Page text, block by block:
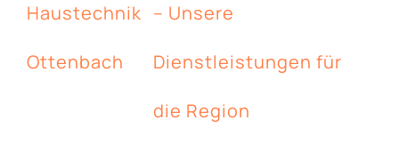
Haustechnik
Ottenbach
– Unsere
Dienstleistungen für
die Region